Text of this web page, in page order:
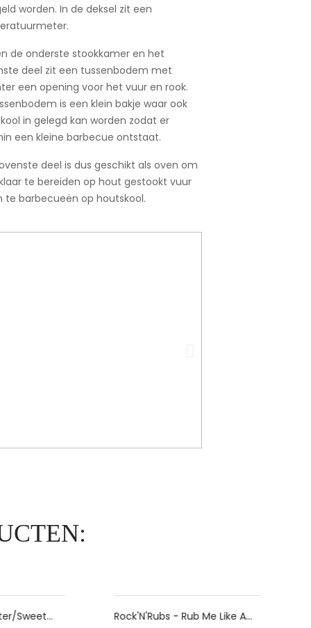
worden. In de deksel zit een
de onderste stookkamer en het
deel zit een tussenbodem met
een opening voor het vuur en rook.
is een klein bakje waar ook
in gelegd kan worden zodat er
een kleine barbecue ontstaat.
deel is dus geschikt als oven om
te bereiden op hout gestookt vuur
te barbecueën op houtskool.
Rock'N'Rubs - Rub Me Like A